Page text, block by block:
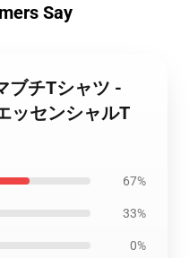
Say
ブチTシャツ -
ッセンシャルT
67%
33%
0%